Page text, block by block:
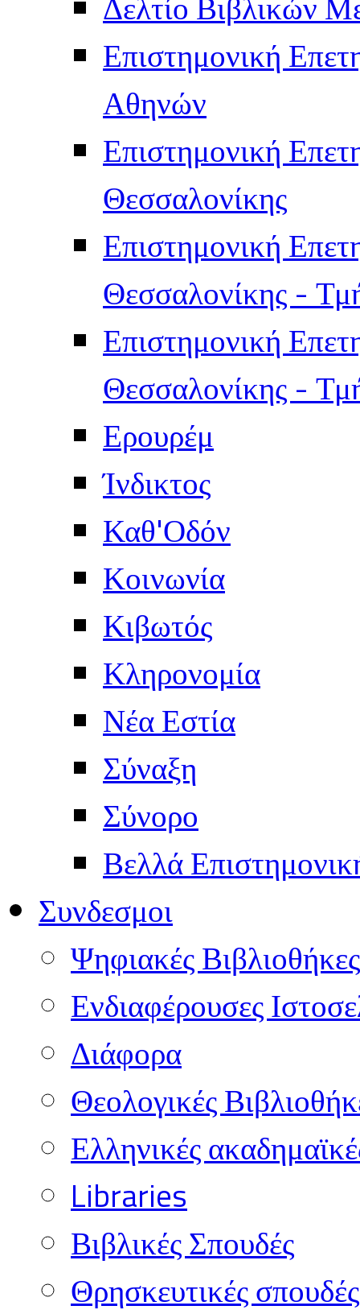
Επιστημονική
Αθηνών
Επιστημονική
Θεσσαλονίκης
Επιστημονική
Θεσσαλονίκης -
Επιστημονική
Θεσσαλονίκης -
Ερουρέμ
Ίνδικτος
Καθ'Οδόν
Κοινωνία
Κιβωτός
Κληρονομία
Νέα Εστία
Σύναξη
Σύνορο
Βελλά
Συνδεσμοι
Ψηφιακές Βιβλιοθήκες
Ενδιαφέρουσες
Διάφορα
Θεολογικές
Ελληνικές
Libraries
Βιβλικές Σπουδές
Θρησκευτικές